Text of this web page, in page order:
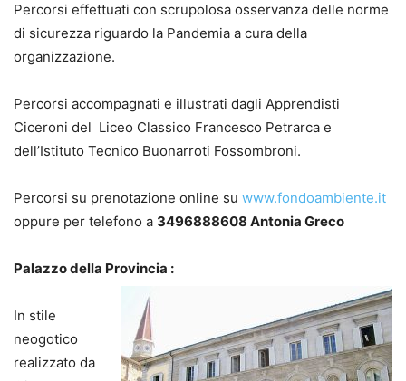
Percorsi effettuati con scrupolosa osservanza delle norme
di sicurezza riguardo la Pandemia a cura della
organizzazione.
Percorsi accompagnati e illustrati dagli Apprendisti
Ciceroni del Liceo Classico Francesco Petrarca e
dell’Istituto Tecnico Buonarroti Fossombroni.
Percorsi su prenotazione online su www.fondoambiente.it
oppure per telefono a 3496888608 Antonia Greco
Palazzo della Provincia :
In stile
neogotico
realizzato da